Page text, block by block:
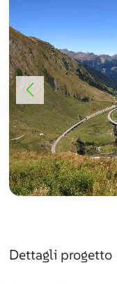
Dettagli progetto